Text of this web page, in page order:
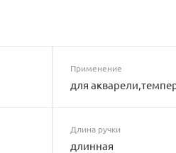
Применение
для
Длина ручки
длинная